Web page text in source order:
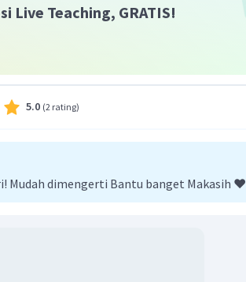
benar adalah A
Live Teaching, GRATIS!
5.0 (2 rating)
Mudah dimengerti Bantu banget Makasih ❤️